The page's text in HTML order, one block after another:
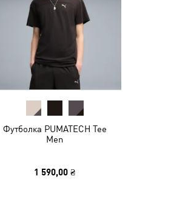
Футболка PUMATECH Tee
Men
1 590,00 ₴